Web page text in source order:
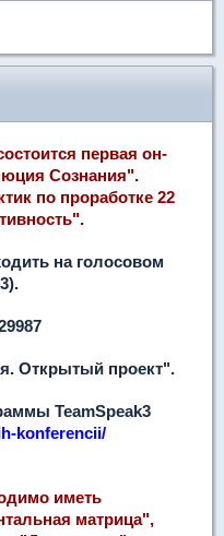
первая он-
Сознания".
по проработке 22
на голосовом
Открытый проект".
TeamSpeak3
konferencii/
иметь
матрица",